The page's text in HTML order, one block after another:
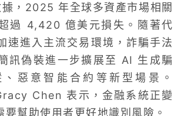
，2025 年全球多資產市場相關
過 4,420 億美元損失。隨著代
速進入主流交易環境，詐騙手法
訊偽裝進一步擴展至 AI 生成騙
惡意智能合約等新型場景。
Chen 表示，金融系統正變
要幫助使用者更好地識別風險。